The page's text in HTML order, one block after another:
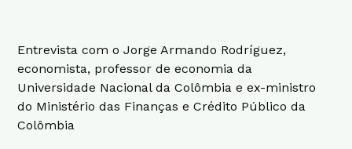
Entrevista com o Jorge Armando Rodríguez,
economista, professor de economia da
Universidade Nacional da Colômbia e ex-ministro
do Ministério das Finanças e Crédito Público da
Colômbia